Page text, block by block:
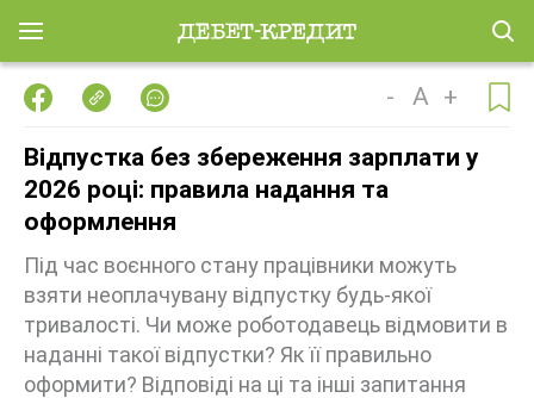
- A +
Відпустка без збереження зарплати у
2026 році: правила надання та
оформлення
Під час воєнного стану працівники можуть
взяти неоплачувану відпустку будь-якої
тривалості. Чи може роботодавець відмовити в
наданні такої відпустки? Як її правильно
оформити? Відповіді на ці та інші запитання